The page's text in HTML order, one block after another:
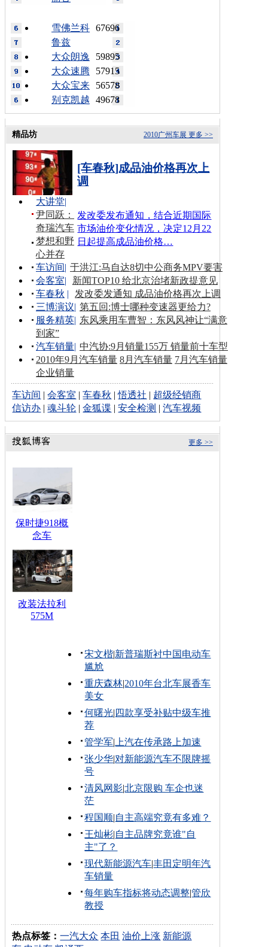
67696
雪佛兰科
鲁兹
59895
大众朗逸
57915
大众速腾
56578
大众宝来
49678
别克凯越
更多 >>
2010广州车展
精品坊
[车春秋]成品油价格再次上
调
发改委发布通知，结合近期国际
市场油价变化情况，决定12月22
日起提高成品油价格…
大讲堂|
尹同跃：
奇瑞汽车
梦想和野
心并存
车访间| 于洪江:马自达8切中公商务MPV要害
会客室|
新闻TOP10 给北京治堵新政提意见
车春秋 |
发改委发通知 成品油价格再次上调
三博演议| 第五回:博士哪种变速器更给力?
服务精英| 东风乘用车曹智：东风风神让“满意
到家”
汽车销量| 中汽协:9月销量155万 销量前十车型
2010年9月汽车销量 8月汽车销量 7月汽车销量
企业销量
车访间 |会客室 |车春秋 |悟透社 | 超级经销商
信访办 |魂斗轮 |金狐谍 |安全检测 |汽车视频
更多 >>
保时捷918概
念车
改装法拉利
575M
宋文楷|新普瑞斯衬中国电动车
尴尬
重庆森林|2010年台北车展香车
美女
何曙光| 四款享受补贴中级车推
荐
管学军| 上汽在传承路上加速
张少华|对新能源汽车不限牌摇
号
清风网影|北京限购 车企也迷
茫
程国顺|自主高端究竟有多难？
王灿彬|自主品牌究竟谁"自
主"了？
现代新能源汽车|丰田定明年汽
车销量
每年购车指标将动态调整|管欣
教授
热点标签：一汽大众 本田 油价上涨 新能源